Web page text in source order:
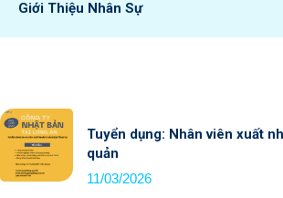
Giới Thiệu Nhân Sự
Tuyển dụng: Nhân viên xuất
quản
11/03/2026